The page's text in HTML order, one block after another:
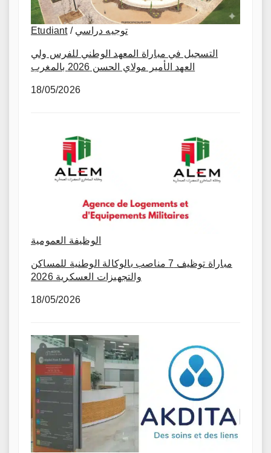
Etudiant/ توجيه دراسي
التسجيل في مباراة المعهد الوطني للفرس ولي
العهد الأمير مولاي الحسن 2026 بالمغرب
18/05/2026
الوظيفة العمومية
مباراة توظيف 7 مناصب بالوكالة الوطنية للمساكن
والتجهيزات العسكرية 2026
18/05/2026